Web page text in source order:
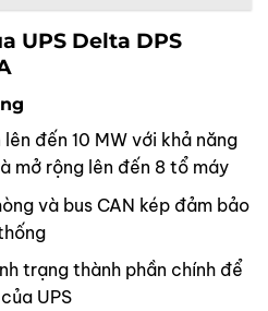
UPS Delta DPS
đến 10 MW với khả năng
mở rộng lên đến 8 tổ máy
và bus CAN kép đảm bảo
trạng thành phần chính để
UPS